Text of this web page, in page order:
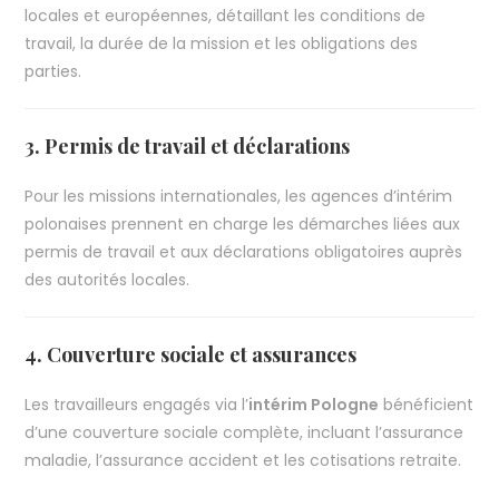
locales et européennes, détaillant les conditions de
travail, la durée de la mission et les obligations des
parties.
3. Permis de travail et déclarations
Pour les missions internationales, les agences d’intérim
polonaises prennent en charge les démarches liées aux
permis de travail et aux déclarations obligatoires auprès
des autorités locales.
4. Couverture sociale et assurances
Les travailleurs engagés via l’intérim Pologne bénéficient
d’une couverture sociale complète, incluant l’assurance
maladie, l’assurance accident et les cotisations retraite.